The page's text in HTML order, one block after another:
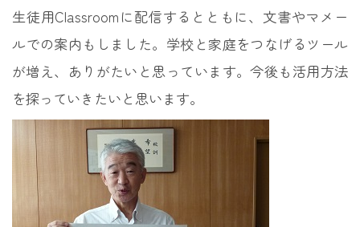
生徒用Classroomに配信するとともに、文書やマメー
ルでの案内もしました。学校と家庭をつなげるツール
が増え、ありがたいと思っています。今後も活用方法
を探っていきたいと思います。